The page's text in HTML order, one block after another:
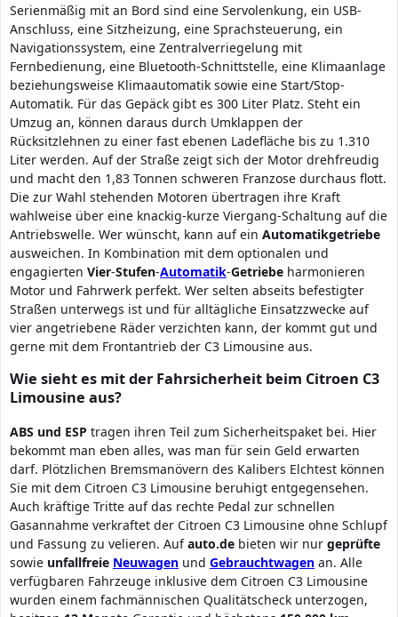
Serienmäßig mit an Bord sind eine Servolenkung, ein USB-
Anschluss, eine Sitzheizung, eine Sprachsteuerung, ein
Navigationssystem, eine Zentralverriegelung mit
Fernbedienung, eine Bluetooth-Schnittstelle, eine Klimaanlage
beziehungsweise Klimaautomatik sowie eine Start/Stop-
Automatik. Für das Gepäck gibt es 300 Liter Platz. Steht ein
Umzug an, können daraus durch Umklappen der
Rücksitzlehnen zu einer fast ebenen Ladefläche bis zu 1.310
Liter werden. Auf der Straße zeigt sich der Motor drehfreudig
und macht den 1,83 Tonnen schweren Franzose durchaus flott.
Die zur Wahl stehenden Motoren übertragen ihre Kraft
wahlweise über eine knackig-kurze Viergang-Schaltung auf die
Antriebswelle. Wer wünscht, kann auf ein Automatikgetriebe
ausweichen. In Kombination mit dem optionalen und
engagierten Vier-Stufen-Automatik-Getriebe harmonieren
Motor und Fahrwerk perfekt. Wer selten abseits befestigter
Straßen unterwegs ist und für alltägliche Einsatzzwecke auf
vier angetriebene Räder verzichten kann, der kommt gut und
gerne mit dem Frontantrieb der C3 Limousine aus.
Wie sieht es mit der Fahrsicherheit beim Citroen C3
Limousine aus?
ABS und ESP tragen ihren Teil zum Sicherheitspaket bei. Hier
bekommt man eben alles, was man für sein Geld erwarten
darf. Plötzlichen Bremsmanövern des Kalibers Elchtest können
Sie mit dem Citroen C3 Limousine beruhigt entgegensehen.
Auch kräftige Tritte auf das rechte Pedal zur schnellen
Gasannahme verkraftet der Citroen C3 Limousine ohne Schlupf
und Fassung zu velieren. Aufauto.de bieten wir nur geprüfte
sowie unfallfreie Neuwagen und Gebrauchtwagen an. Alle
verfügbaren Fahrzeuge inklusive dem Citroen C3 Limousine
wurden einem fachmännischen Qualitätscheck unterzogen,